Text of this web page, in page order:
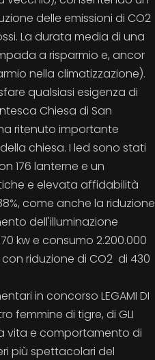
delle emissioni di CO2
La durata media di una
a risparmio e, ancor
nella climatizzazione).
qualsiasi esigenza di
Chiesa di San
ritenuto importante
chiesa. I led sono stati
176 lanterne e un
e elevata affidabilità
come anche la riduzione
dell'illuminazione
kw e consumo 2.200.000
riduzione di CO2 di 430
in concorso LEGAMI DI
femmine di tigre, di GLI
vita e comportamento di
più spettacolari del